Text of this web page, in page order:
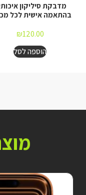
מדבקת סיליקון
בהתאמה אישית לכל
₪120.00
הוספה לסל